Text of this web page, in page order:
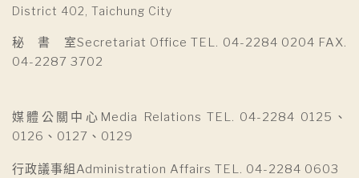
District 402, Taichung City
秘 書 室Secretariat Office TEL. 04-2284 0204 FAX.
04-2287 3702
媒體公關中心Media Relations TEL. 04-2284 0125、
0126、0127、0129
行政議事組Administration Affairs TEL. 04-2284 0603